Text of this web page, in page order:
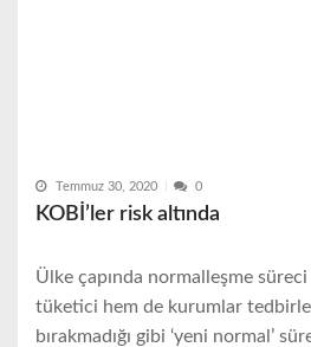
Temmuz 30, 2020 0
KOBİ’ler risk altında
Ülke çapında normalleşme süreci
tüketici hem de kurumlar
bırakmadığı gibi ‘yeni normal’